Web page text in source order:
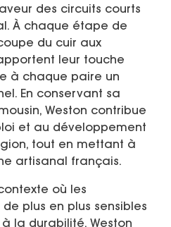
des circuits courts
À chaque étape de
du cuir aux
leur touche
à chaque paire un
En conservant sa
Weston contribue
et au développement
tout en mettant à
artisanal français.
où les
plus en plus sensibles
la durabilité, Weston